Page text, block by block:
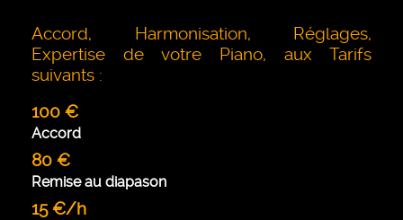
Accord, Harmonisation, Réglages,
Expertise de votre Piano, aux Tarifs
suivants :
100 €
Accord
80 €
Remise au diapason
15 €/h